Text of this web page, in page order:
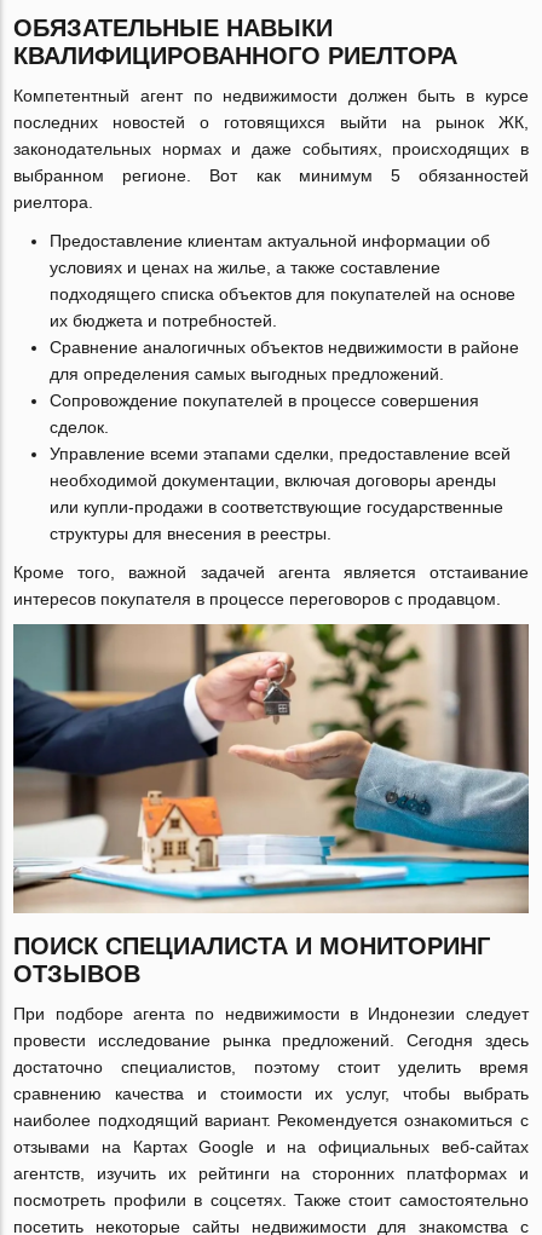
ОБЯЗАТЕЛЬНЫЕ НАВЫКИ
КВАЛИФИЦИРОВАННОГО РИЕЛТОРА
Компетентный агент по недвижимости должен быть в курсе
последних новостей о готовящихся выйти на рынок ЖК,
законодательных нормах и даже событиях, происходящих в
выбранном регионе. Вот как минимум 5 обязанностей
риелтора.
Предоставление клиентам актуальной информации об
условиях и ценах на жилье, а также составление
подходящего списка объектов для покупателей на основе
их бюджета и потребностей.
Сравнение аналогичных объектов недвижимости в районе
для определения самых выгодных предложений.
Сопровождение покупателей в процессе совершения
сделок.
Управление всеми этапами сделки, предоставление всей
необходимой документации, включая договоры аренды
или купли-продажи в соответствующие государственные
структуры для внесения в реестры.
Кроме того, важной задачей агента является отстаивание
интересов покупателя в процессе переговоров с продавцом.
ПОИСК СПЕЦИАЛИСТА И МОНИТОРИНГ
ОТЗЫВОВ
При подборе агента по недвижимости в Индонезии следует
провести исследование рынка предложений. Сегодня здесь
достаточно специалистов, поэтому стоит уделить время
сравнению качества и стоимости их услуг, чтобы выбрать
наиболее подходящий вариант. Рекомендуется ознакомиться с
отзывами на Картах Google и на официальных веб-сайтах
агентств, изучить их рейтинги на сторонних платформах и
посмотреть профили в соцсетях. Также стоит самостоятельно
посетить некоторые сайты недвижимости для знакомства с